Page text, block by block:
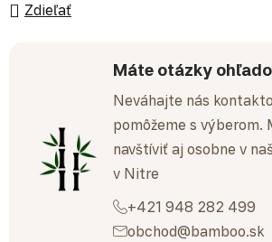
Zdieľať
Máte otázky
Neváhajte nás
pomôžeme s výberom.
navštíviť aj osobne v
v Nitre
+421 948 282 499
obchod@bamboo.sk